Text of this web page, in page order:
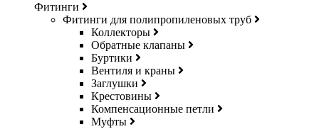
Фитинги
Фитинги для полипропиленовых труб
Коллекторы
Обратные клапаны
Буртики
Вентиля и краны
Заглушки
Крестовины
Компенсационные петли
Муфты